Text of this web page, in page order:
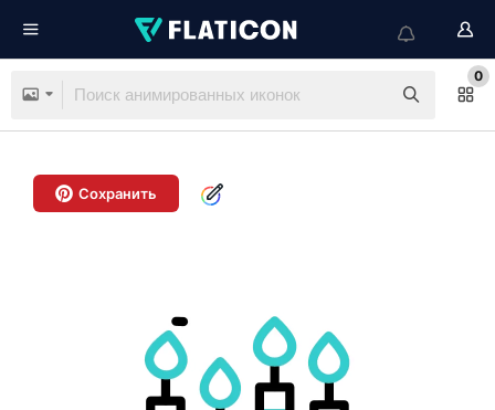
0
Сохранить